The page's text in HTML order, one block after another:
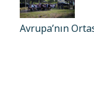
Avrupa’nın